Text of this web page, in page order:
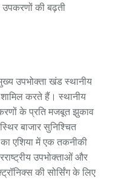
की बढ़ती
उपभोक्ता खंड स्थानीय
शामिल करते हैं। स्थानीय
के प्रति मजबूत झुकाव
बाजार सुनिश्चित
एशिया में एक तकनीकी
उपभोक्ताओं और
की सोर्सिंग के लिए